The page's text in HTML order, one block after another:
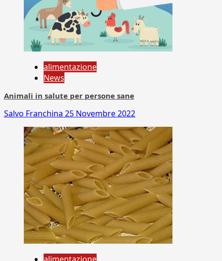
alimentazione
News
Animali in salute per persone sane
Salvo Franchina 25 Novembre 2022